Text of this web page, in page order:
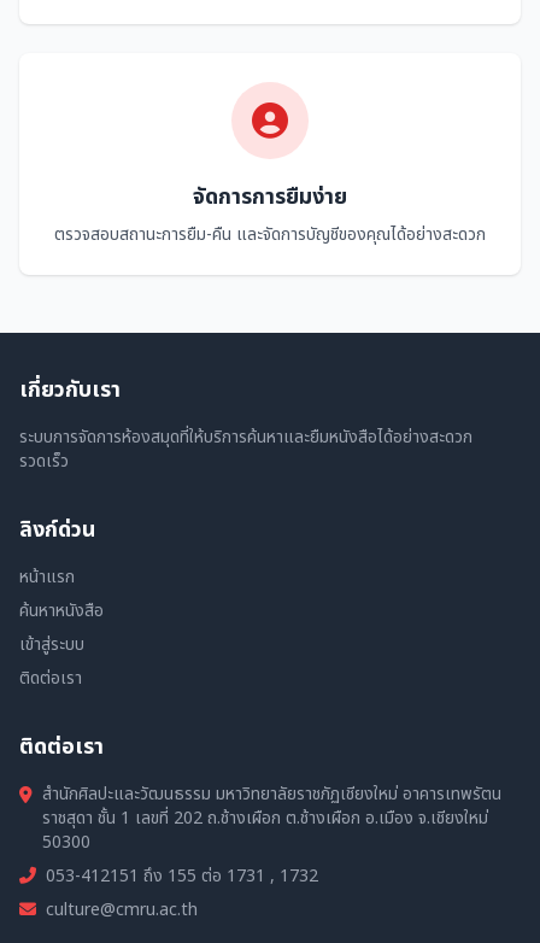
จัดการการยืมง่าย
ตรวจสอบสถานะการยืม-คืน และจัดการบัญชีของคุณได้อย่างสะดวก
เกี่ยวกับเรา
ระบบการจัดการห้องสมุดที่ให้บริการค้นหาและยืมหนังสือได้อย่างสะดวก
รวดเร็ว
ลิงก์ด่วน
หน้าแรก
ค้นหาหนังสือ
เข้าสู่ระบบ
ติดต่อเรา
ติดต่อเรา
สำนักศิลปะและวัฒนธรรม มหาวิทยาลัยราชภัฏเชียงใหม่ อาคารเทพรัตน
ราชสุดา ชั้น 1 เลขที่ 202 ถ.ช้างเผือก ต.ช้างเผือก อ.เมือง จ.เชียงใหม่
50300
053-412151 ถึง 155 ต่อ 1731 , 1732
culture@cmru.ac.th